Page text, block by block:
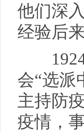
他们深
经验后
1924
会“选派
主持防
疫情，